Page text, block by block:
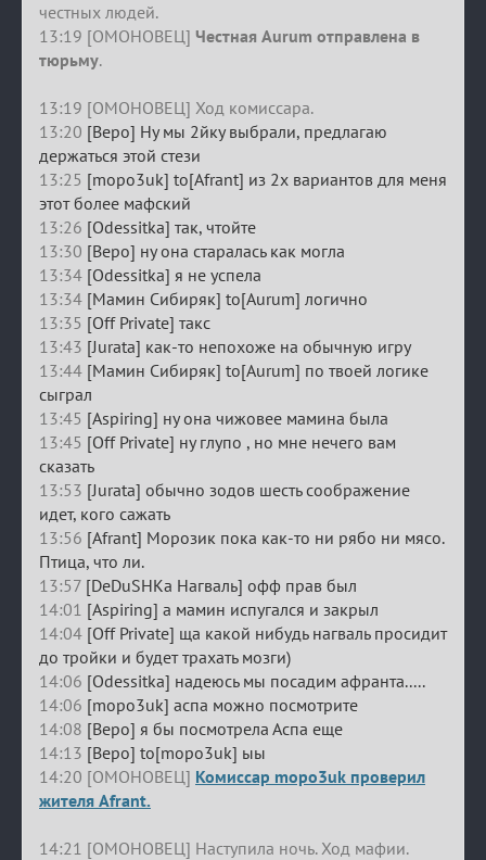
честных людей.
13:19 [ОМОНОВЕЦ] Честная Aurum отправлена в
тюрьму.
13:19 [ОМОНОВЕЦ] Ход комиссара.
13:20 [Веро] Ну мы 2йку выбрали, предлагаю
держаться этой стези
13:25 [mopo3uk] to[Afrant] из 2х вариантов для меня
этот более мафский
13:26 [Odessitka] так, чтойте
13:30 [Веро] ну она старалась как могла
13:34 [Odessitka] я не успела
13:34 [Мамин Сибиряк] to[Aurum] логично
13:35 [Off Private] такс
13:43 [Jurata] как-то непохоже на обычную игру
13:44 [Мамин Сибиряк] to[Aurum] по твоей логике
сыграл
13:45 [Aspiring] ну она чижовее мамина была
13:45 [Off Private] ну глупо , но мне нечего вам
сказать
13:53 [Jurata] обычно зодов шесть соображение
идет, кого сажать
13:56 [Afrant] Морозик пока как-то ни рябо ни мясо.
Птица, что ли.
13:57 [DeDuSHKa Нагваль] офф прав был
14:01 [Aspiring] а мамин испугался и закрыл
14:04 [Off Private] ща какой нибудь нагваль просидит
до тройки и будет трахать мозги)
14:06 [Odessitka] надеюсь мы посадим афранта.....
14:06 [mopo3uk] аспа можно посмотрите
14:08 [Веро] я бы посмотрела Аспа еще
14:13 [Веро] to[mopo3uk] ыы
14:20 [ОМОНОВЕЦ] Комиссар mopo3uk проверил
жителя Afrant.
14:21 [ОМОНОВЕЦ] Наступила ночь. Ход мафии.